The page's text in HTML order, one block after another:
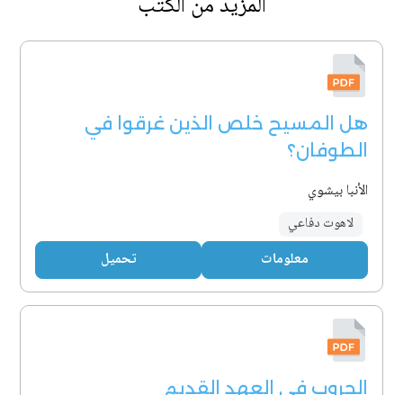
هل المسيح خلص الذين غرقوا في
الطوفان؟
الأنبا بيشوي
لاهوت دفاعي
معلومات تحميل
الحروب في العهد القديم